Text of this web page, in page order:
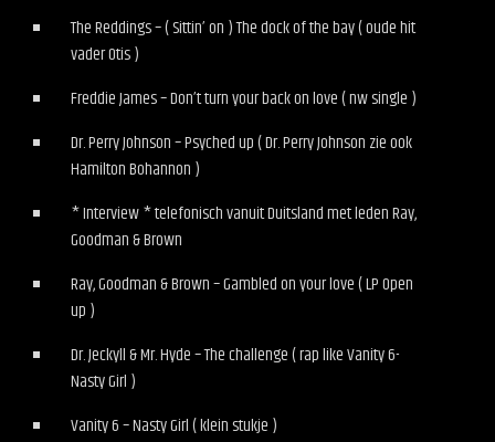
The Reddings – ( Sittin’ on ) The dock of the bay ( oude hit
vader Otis )
Freddie James – Don’t turn your back on love ( nw single )
Dr. Perry Johnson – Psyched up ( Dr. Perry Johnson zie ook
Hamilton Bohannon )
* Interview * telefonisch vanuit Duitsland met leden Ray,
Goodman & Brown
Ray, Goodman & Brown – Gambled on your love ( LP Open
up )
Dr. Jeckyll & Mr. Hyde – The challenge ( rap like Vanity 6-
Nasty Girl )
Vanity 6 – Nasty Girl ( klein stukje )